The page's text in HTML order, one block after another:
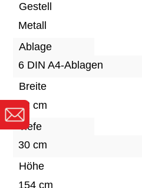
Gestell
Metall
Ablage
6 DIN A4-Ablagen
Breite
42 cm
Tiefe
30 cm
Höhe
154 cm